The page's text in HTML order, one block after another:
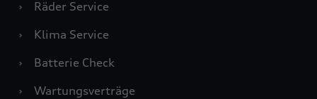
›
Räder Service
›
Klima Service
›
Batterie Check
›
Wartungsverträge